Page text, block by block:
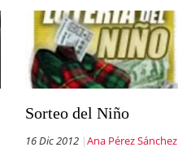
Sorteo del Niño
16 Dic 2012 Ana Pérez Sánchez